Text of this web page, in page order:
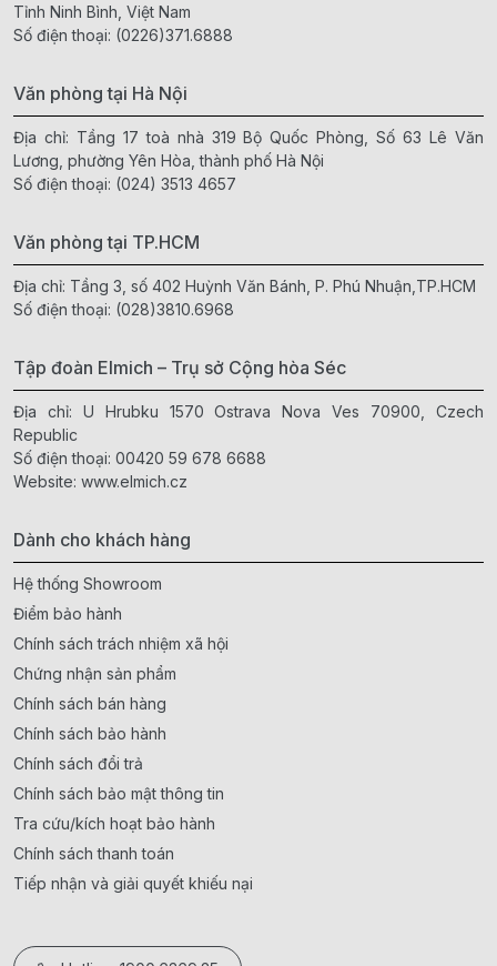
Tỉnh Ninh Bình, Việt Nam
Số điện thoại: (0226)371.6888
Văn phòng tại Hà Nội
Địa chỉ: Tầng 17 toà nhà 319 Bộ Quốc Phòng, Số 63 Lê Văn
Lương, phường Yên Hòa, thành phố Hà Nội
Số điện thoại: (024) 3513 4657
Văn phòng tại TP.HCM
Địa chỉ: Tầng 3, số 402 Huỳnh Văn Bánh, P. Phú Nhuận,TP.HCM
Số điện thoại: (028)3810.6968
Tập đoàn Elmich – Trụ sở Cộng hòa Séc
Địa chỉ: U Hrubku 1570 Ostrava Nova Ves 70900, Czech
Republic
Số điện thoại: 00420 59 678 6688
Website: www.elmich.cz
Dành cho khách hàng
Hệ thống Showroom
Điểm bảo hành
Chính sách trách nhiệm xã hội
Chứng nhận sản phẩm
Chính sách bán hàng
Chính sách bảo hành
Chính sách đổi trả
Chính sách bảo mật thông tin
Tra cứu/kích hoạt bảo hành
Chính sách thanh toán
Tiếp nhận và giải quyết khiếu nại